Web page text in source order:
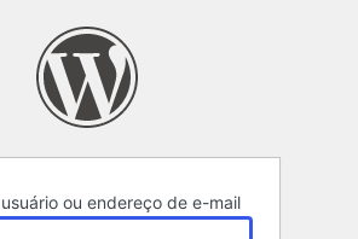
ou endereço de e-mail